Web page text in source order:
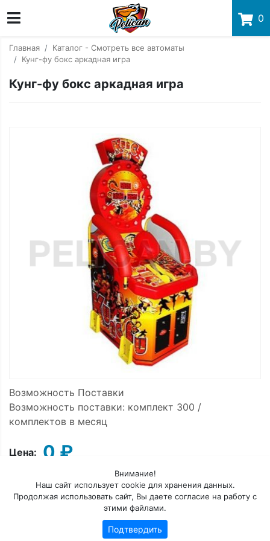
0
Главная
Каталог - Смотреть все автоматы
Кунг-фу бокс аркадная игра
Кунг-фу бокс аркадная игра
Возможность Поставки
Возможность поставки: комплект 300 /
комплектов в месяц
Цена: 0 ₽
Добавить в корзину
Внимание!
Наш сайт использует cookie для хранения данных.
Продолжая использовать сайт, Вы даете согласие на работу с
этими файлами.
Подтвердить